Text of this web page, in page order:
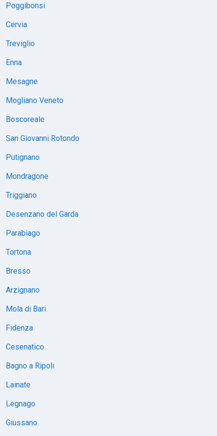
Poggibonsi
Cervia
Treviglio
Enna
Mesagne
Mogliano Veneto
Boscoreale
San Giovanni Rotondo
Putignano
Mondragone
Triggiano
Desenzano del Garda
Parabiago
Tortona
Bresso
Arzignano
Mola di Bari
Fidenza
Cesenatico
Bagno a Ripoli
Lainate
Legnago
Giussano